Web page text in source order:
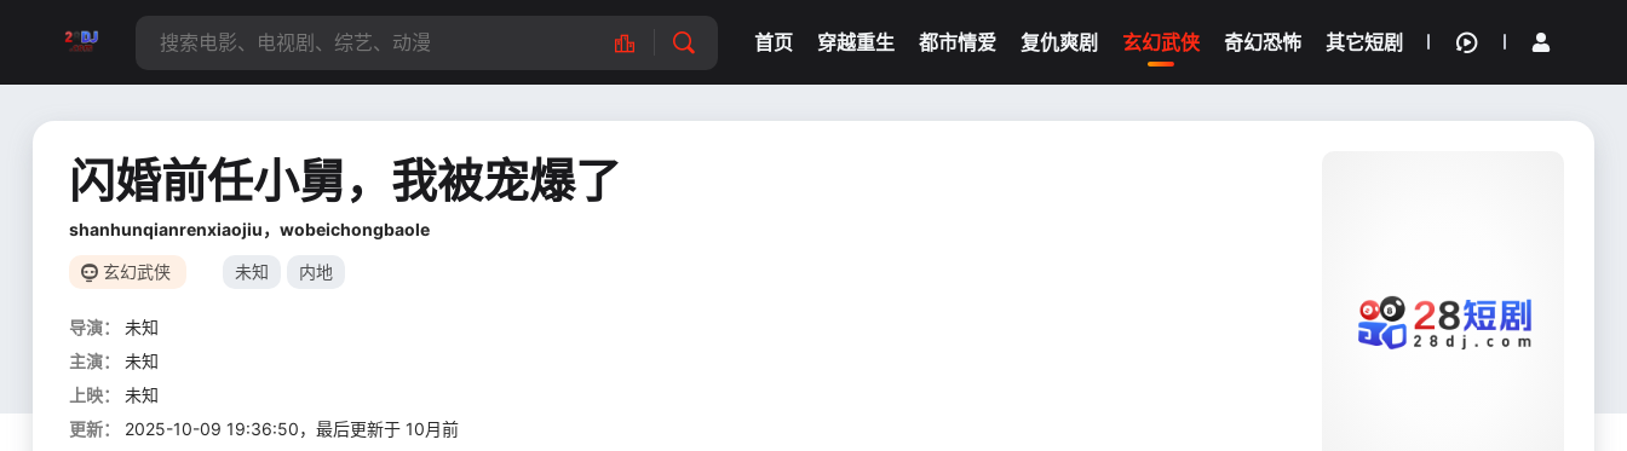
首页 穿越重生 都市情爱 复仇爽剧 玄幻武侠 奇幻恐怖 其它短剧
我的观影记录
闪婚前任小舅，我被宠爆了
shanhunqianrenxiaojiu，wobeichongbaole
玄幻武侠 未知 内地
导演：
未知
主演：
未知
上映：
未知
更新：
2025-10-09 19:36:50，最后更新于 10月前